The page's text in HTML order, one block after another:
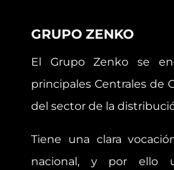
GRUPO ZENKO
El Grupo Zenko se
principales Centrales de
del sector de la
Tiene una clara
nacional, y por ello